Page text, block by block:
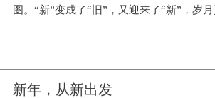
图。“新”变成了“旧”，又迎来了“新”，岁
新年，从新出发